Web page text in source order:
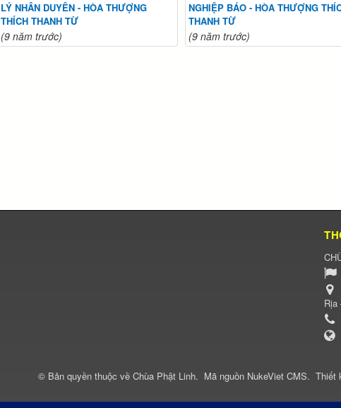
LÝ NHÂN DUYÊN - HÒA THƯỢNG
THÍCH THANH TỪ
(9 năm trước)
NGHIỆP BÁO - HÒA THƯỢNG
THANH TỪ
(9 năm trước)
Rịa
© Bản quyền thuộc về Chùa Phật Linh. Mã nguồn NukeViet CMS. Thiết